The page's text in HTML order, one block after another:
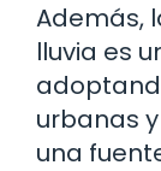
Además,
lluvia es
urbanas
una